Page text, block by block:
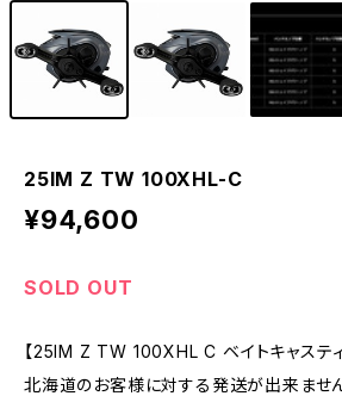
25IM Z TW 100XHL-C
¥94,600
SOLD OUT
【25IM Z TW 100XHL C ベイトキャス
北海道のお客様に対する発送が出来ませ